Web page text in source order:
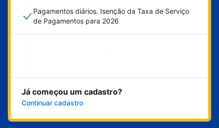
Pagamentos diários. Isenção da Taxa de Serviço
de Pagamentos para 2026
Comece agora
Já começou um cadastro?
Continuar cadastro